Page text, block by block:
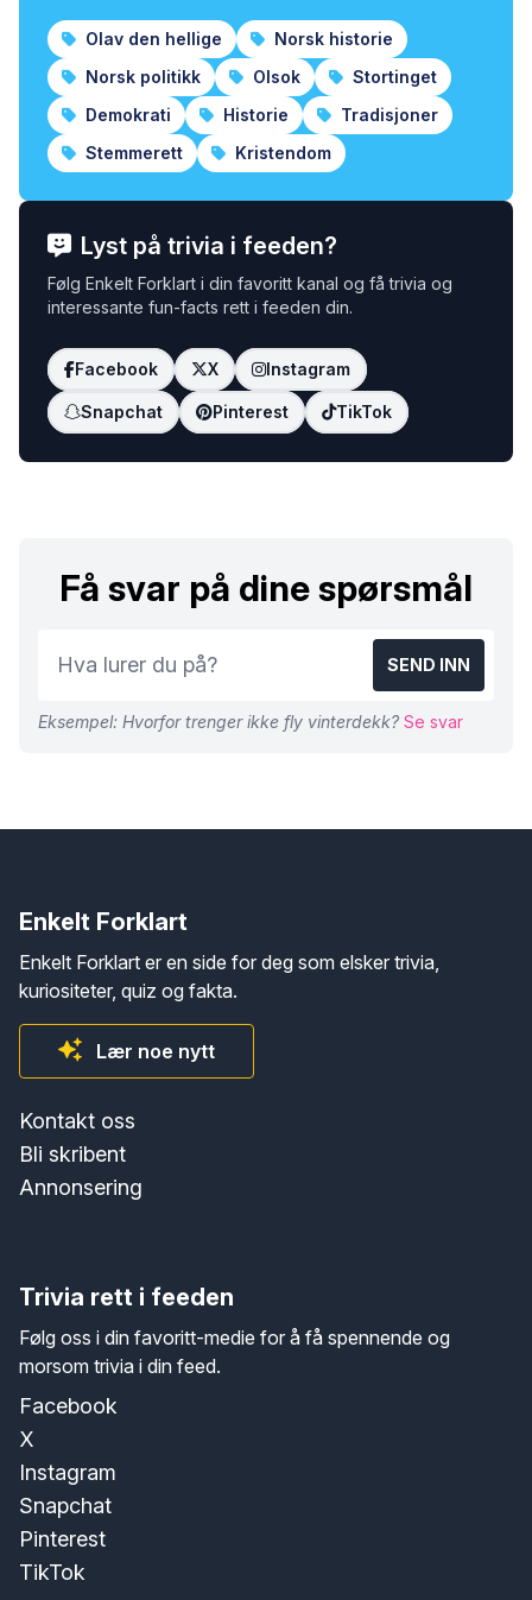
Olav den hellige
Norsk historie
Norsk politikk
Olsok
Stortinget
Demokrati
Historie
Tradisjoner
Stemmerett
Kristendom
Lyst på trivia i feeden?
Følg Enkelt Forklart i din favoritt kanal og få trivia og
interessante fun-facts rett i feeden din.
Facebook X Instagram
Snapchat Pinterest TikTok
Få svar på dine spørsmål
SEND INN
Eksempel: Hvorfor trenger ikke fly vinterdekk? Se svar
Enkelt Forklart
Enkelt Forklart er en side for deg som elsker trivia,
kuriositeter, quiz og fakta.
Lær noe nytt
Kontakt oss
Bli skribent
Annonsering
Trivia rett i feeden
Følg oss i din favoritt-medie for å få spennende og
morsom trivia i din feed.
Facebook
X
Instagram
Snapchat
Pinterest
TikTok